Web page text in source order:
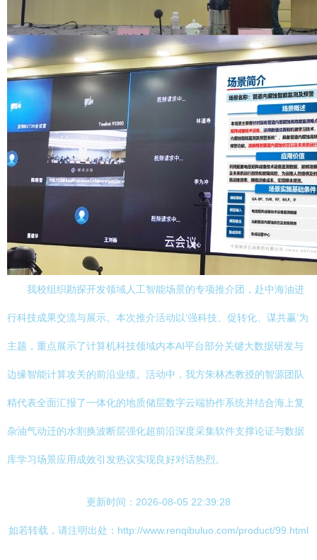
我校组织勘探开发领域人工智能场景的专项推介团，赴中海油进
行科技成果交流与展示。本次推介活动以‘强科技、促转化、谋共赢’为
主题，重点展示了计算机科技领域内本AI平台部分关键大数据研发与
边缘智能计算攻关的前沿业绩。活动中，我方朱林杰教授的智源团队
精代表全面汇报了一体化的地质储层数字云端协作系统并结合海上复
杂油气动迁的水割换波断层强化超前沿深度采集软件支撑论证与数据
库学习场景应用成效引发热议实现良好对话热烈。
更新时间：2026-08-05 22:39:28
如若转载，请注明出处：http://www.renqibuluo.com/product/99.html